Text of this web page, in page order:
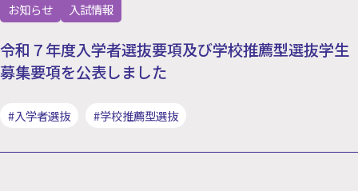
お知らせ 入試情報
令和７年度入学者選抜要項及び学校推薦型選抜学生
募集要項を公表しました
#入学者選抜 #学校推薦型選抜